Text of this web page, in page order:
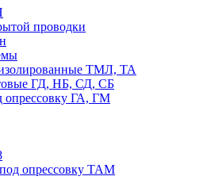
проводки
ТМЛ, ТА
ГД, НБ, СД, СБ
опрессовку ГА, ГМ
опрессовку ТАМ